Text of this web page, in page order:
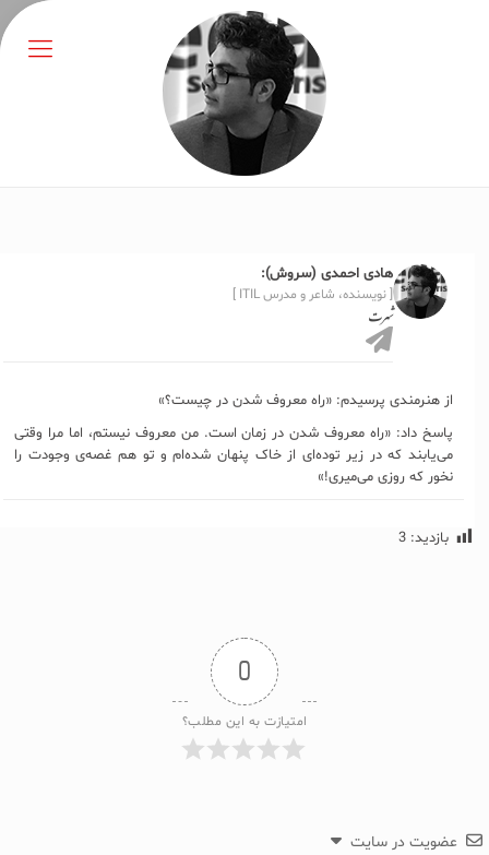
هادی احمدی (سروش):
[ نویسنده، شاعر و مدرس ITIL ]
شهرت
از هنرمندی پرسیدم: «راه معروف شدن در چیست؟»
پاسخ داد: «راه معروف شدن در زمان است. من معروف نیستم، اما مرا وقتی
می‌یابند که در زیر توده‌ای از خاک پنهان شده‌ام و تو هم غصه‌ی وجودت را
نخور که روزی می‌میری!»
بازدید: 3
0
امتیازت به این مطلب؟
عضویت در سایت